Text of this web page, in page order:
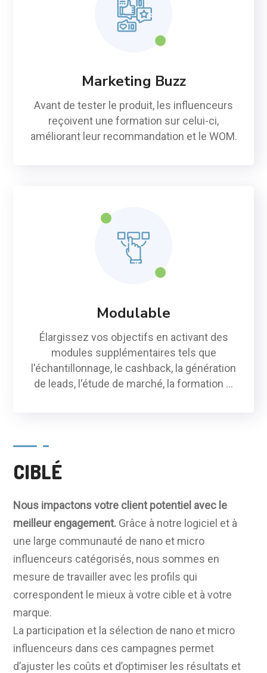
Marketing Buzz
Avant de tester le produit, les influenceurs
reçoivent une formation sur celui-ci,
améliorant leur recommandation et le WOM.
Modulable
Élargissez vos objectifs en activant des
modules supplémentaires tels que
l'échantillonnage, le cashback, la génération
de leads, l'étude de marché, la formation ...
CIBLÉ
Nous impactons votre client potentiel avec le
meilleur engagement. Grâce à notre logiciel et à
une large communauté de nano et micro
influenceurs catégorisés, nous sommes en
mesure de travailler avec les profils qui
correspondent le mieux à votre cible et à votre
marque.
La participation et la sélection de nano et micro
influenceurs dans ces campagnes permet
d’ajuster les coûts et d’optimiser les résultats et